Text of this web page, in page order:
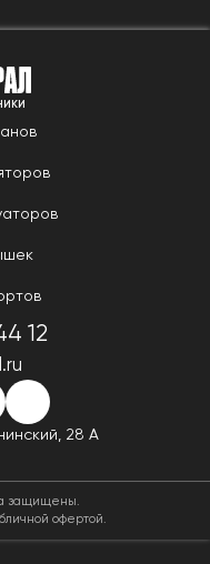
12
28 А
защищены.
офертой.